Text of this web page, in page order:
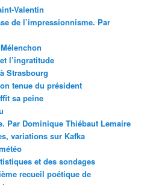
Valentin
de l’impressionnisme. Par
l’ingratitude
Strasbourg
tenue du président
sa peine
Par Dominique Thiébaut Lemaire
variations sur Kafka
et des sondages
recueil poétique de